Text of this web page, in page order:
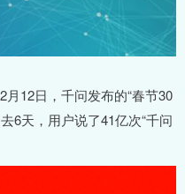
12日，千问发布的“春节30
6天，用户说了41亿次“千问